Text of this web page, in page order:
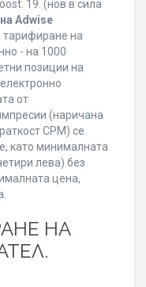
19. (нов в сила
Adwise
тарифиране на
- на 1000
позиции на
от
(наричана
CPM) се
като минималната
лева) без
цена,
НА